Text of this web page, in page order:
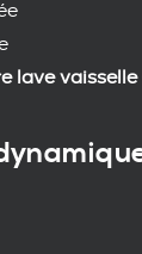
lave vaisselle